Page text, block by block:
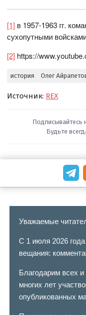
[1] в 1957-1963 гг.
сухопутными
[2] https://
история Олег
Источник: REX
Подписывайтесь
Будьте
Уважаемые
С 1 июля 2026
вещания:
Благодарим всех и
многих лет
опубликованных